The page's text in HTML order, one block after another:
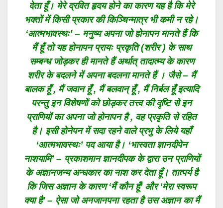
देता हूँ। मेरे द्रवित हृदय होने का कारण यह है कि मेरे
भक्तों में किसी प्रकार की किञ्चिन्मात्र भी कमी न रहे।
‘आत्मभावस्थः’ – मनुष्य अपना जो होनापन मानते हैं कि
मैं हूँ तो यह होनापन प्रायः प्रकृति (शरीर ) के साथ
सम्बन्ध जोड़कर ही मानते हैं अर्थात् तादात्म्य के कारण
शरीर के बदलने में अपना बदलना मानते हैं । जैसे – मैं
बालक हूँ , मैं जवान हूँ , मैं बलवान् हूँ , मैं निर्बल हूँ इत्यादि
परन्तु इन विशेषणों को छोड़कर तत्त्व की दृष्टि से इन
प्राणियों का अपना जो होनापन है , वह प्रकृति से रहित
है। इसी होनेपन में सदा रहने वाले प्रभु के लिये यहाँ
‘आत्मभावस्थः’ पद आया है। ‘भास्वता ज्ञानदीपेन
नाशयामि’ – प्रकाशमान ज्ञानदीपक के द्वारा उन प्राणियों
के अज्ञानजन्य अन्धकार का नाश कर देता हूँ। तात्पर्य है
कि जिस अज्ञान के कारण ‘मैं कौन हूँ’ और ‘मेरा स्वरूप
क्या है’ – ऐसा जो अनजानपना रहता है उस अज्ञान का मैं